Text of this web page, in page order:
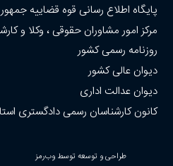
پایگاه اطلاع رسانی قوه قضاییه
مرکز امور مشاوران حقوقی ، وکلا و
روزنامه رسمی کشور
دیوان عالی کشور
دیوان عدالت اداری
کانون کارشناسان رسمی دادگستری
طراحی و توسعه توسط وب‌رمز